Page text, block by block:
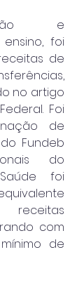
e
foi
de
no artigo
Foi
de
Fundeb
do
foi
com
de